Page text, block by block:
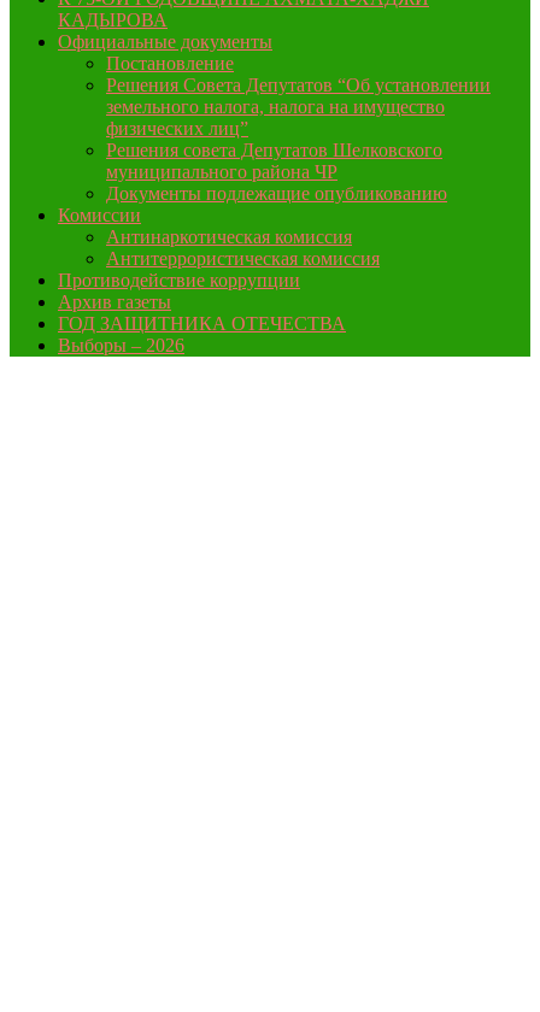
КАДЫРОВА
Официальные документы
Постановление
Решения Совета Депутатов “Об установлении
земельного налога, налога на имущество
физических лиц”
Решения совета Депутатов Шелковского
муниципального района ЧР
Документы подлежащие опубликованию
Комиссии
Антинаркотическая комиссия
Антитеррористическая комиссия
Противодействие коррупции
Архив газеты
ГОД ЗАЩИТНИКА ОТЕЧЕСТВА
Выборы – 2026